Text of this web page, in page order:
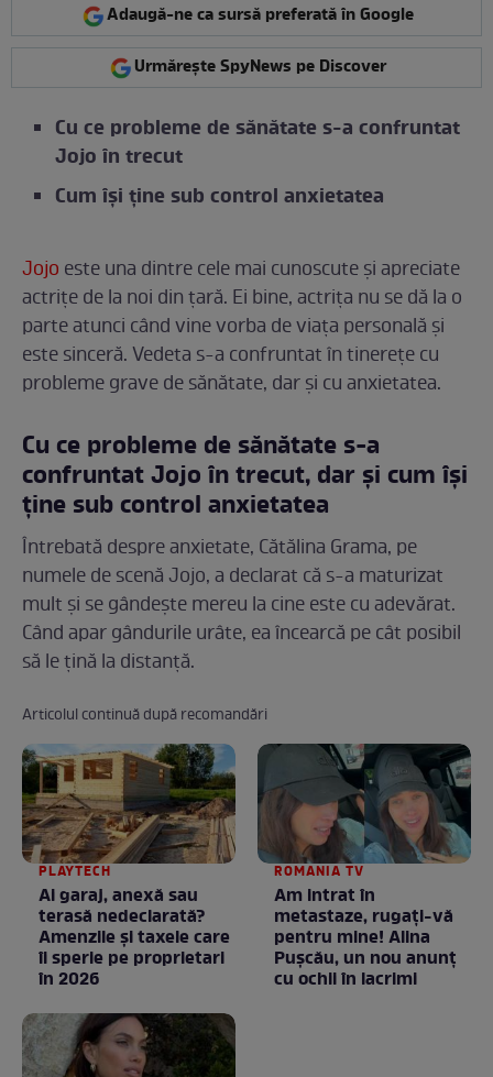
Adaugă-ne ca sursă preferată în Google
Urmărește SpyNews pe Discover
Cu ce probleme de sănătate s-a confruntat
Jojo în trecut
Cum își ține sub control anxietatea
Jojo este una dintre cele mai cunoscute și apreciate
actrițe de la noi din țară. Ei bine, actrița nu se dă la o
parte atunci când vine vorba de viața personală și
este sinceră. Vedeta s-a confruntat în tinerețe cu
probleme grave de sănătate, dar și cu anxietatea.
Cu ce probleme de sănătate s-a
confruntat Jojo în trecut, dar și cum își
ține sub control anxietatea
Întrebată despre anxietate, Cătălina Grama, pe
numele de scenă Jojo, a declarat că s-a maturizat
mult și se gândește mereu la cine este cu adevărat.
Când apar gândurile urâte, ea încearcă pe cât posibil
să le țină la distanță.
Articolul continuă după recomandări
PLAYTECH
Ai garaj, anexă sau
terasă nedeclarată?
Amenzile și taxele care
îi sperie pe proprietari
în 2026
ROMANIA TV
Am intrat în
metastaze, rugaţi-vă
pentru mine! Alina
Puşcău, un nou anunţ
cu ochii în lacrimi